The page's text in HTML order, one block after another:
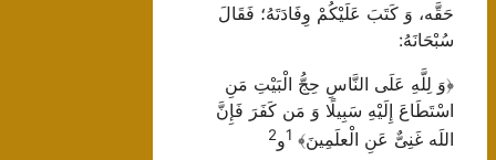
حَقَّه، وَ كَتَبَ عَلَيْكُمْ وِفَادَتَهُ؛ فَقَالَ
سُبْحَانَهُ:
﴿وَ لِلَّهِ عَلَى النَّاسِ حِجُّ الْبَيْتِ مَنِ
اسْتَطَاعَ إِلَيْهِ سَبِيلًا وَ مَن كَفَرَ فَإِنَّ
اللَه غَنِىٌّ عَنِ الْعلَمِينَ﴾ 1 و